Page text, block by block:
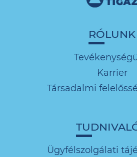
RÓLUNK
Karrier
Társadalmi
Ügyfélszolgálati